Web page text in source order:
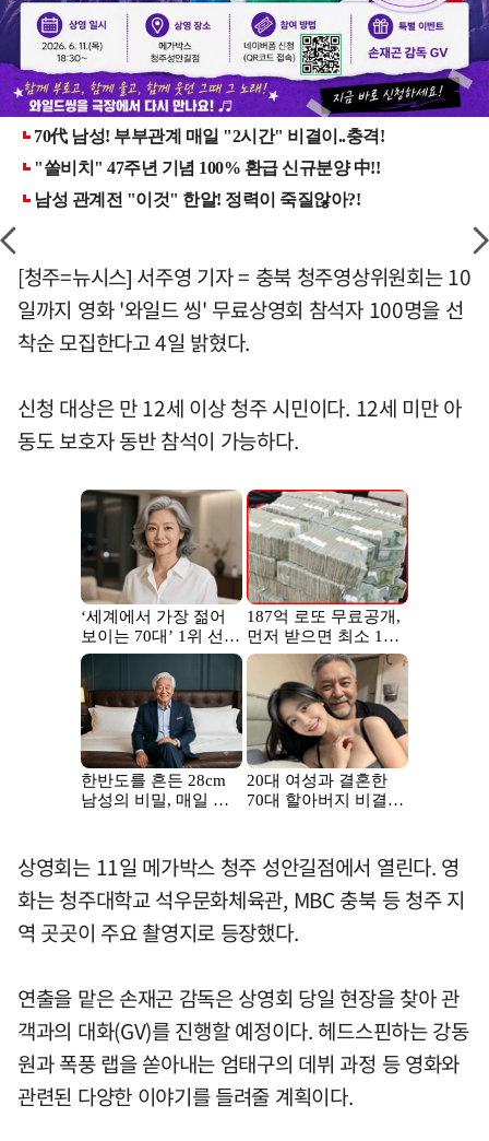
[청주=뉴시스] 서주영 기자 = 충북 청주영상위원회는 10
일까지 영화 '와일드 씽' 무료상영회 참석자 100명을 선
착순 모집한다고 4일 밝혔다.
신청 대상은 만 12세 이상 청주 시민이다. 12세 미만 아
동도 보호자 동반 참석이 가능하다.
상영회는 11일 메가박스 청주 성안길점에서 열린다. 영
화는 청주대학교 석우문화체육관, MBC 충북 등 청주 지
역 곳곳이 주요 촬영지로 등장했다.
연출을 맡은 손재곤 감독은 상영회 당일 현장을 찾아 관
객과의 대화(GV)를 진행할 예정이다. 헤드스핀하는 강동
원과 폭풍 랩을 쏟아내는 엄태구의 데뷔 과정 등 영화와
관련된 다양한 이야기를 들려줄 계획이다.